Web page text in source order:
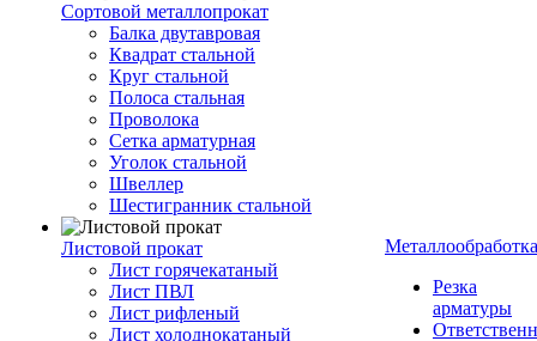
Сортовой металлопрокат
Балка двутавровая
Квадрат стальной
Круг стальной
Полоса стальная
Проволока
Сетка арматурная
Уголок стальной
Швеллер
Шестигранник стальной
Листовой прокат
Лист горячекатаный
Лист ПВЛ
Лист рифленый
Лист холоднокатаный
Металлообработка
Резка
арматуры